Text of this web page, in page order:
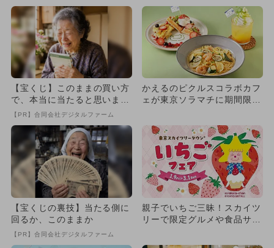
【宝くじ】このままの買い方
で、本当に当たると思います
か
【PR】合同会社デジタルファーム
かえるのピクルスコラボカフ
ェが東京ソラマチに期間限定
ン...
【宝くじの裏技】当たる側に
回るか、このままか
【PR】合同会社デジタルファーム
親子でいちご三昧！スカイツ
リーで限定グルメや食品サン